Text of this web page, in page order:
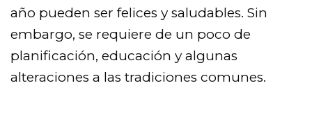
año pueden ser felices y saludables. Sin
embargo, se requiere de un poco de
planificación, educación y algunas
alteraciones a las tradiciones comunes.